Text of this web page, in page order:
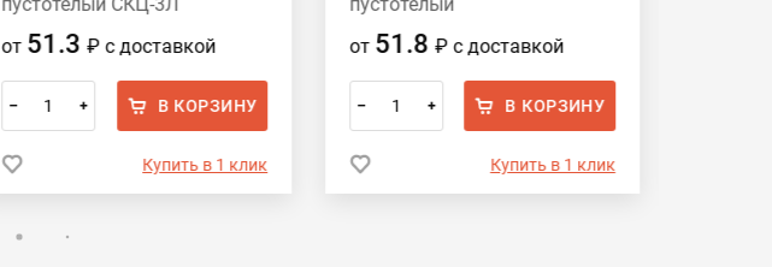
от 51.3₽с доставкой
– + В КОРЗИНУ
Купить в 1 клик
от 51.8₽с доставкой
– + В КОРЗИНУ
Купить в 1 клик